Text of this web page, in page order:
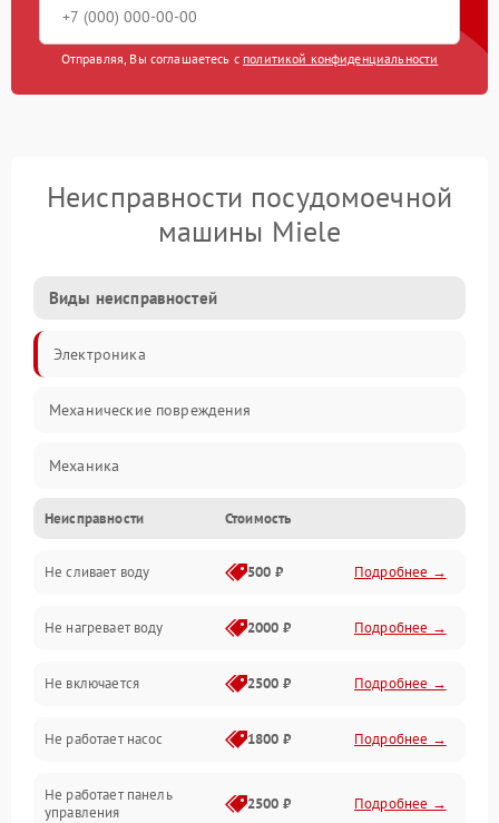
Отправляя, Вы соглашаетесь с политикой конфиденциальности
Неисправности посудомоечной
машины Miele
Виды неисправностей
Электроника
Механические повреждения
Механика
Управление
Электропитание
Датчики
Нагрев
Вода
Гигиена
Неисправности Стоимость
Не сливает воду 500 ₽ Подробнее →
Не нагревает воду 2000 ₽ Подробнее →
Не включается 2500 ₽ Подробнее →
Не работает насос 1800 ₽ Подробнее →
Не работает панель
управления
2500 ₽ Подробнее →